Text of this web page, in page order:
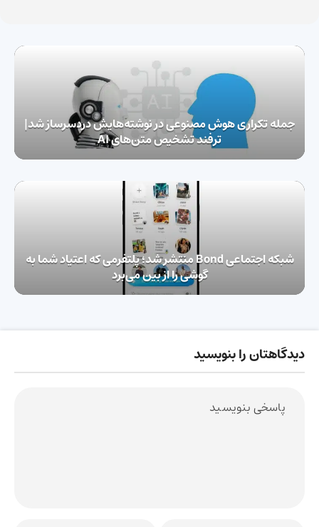
جمله تکراری هوش مصنوعی در نوشته‌هایش دردسرساز شد|
ترفند تشخیص متن‌های AI
شبکه اجتماعی Bond منتشر شد؛ پلتفرمی که اعتیاد شما به
گوشی را از بین می‌برد
دیدگاهتان را بنویسید